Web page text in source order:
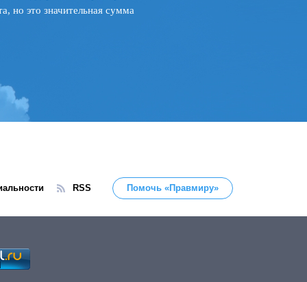
но это значительная сумма
RSS Помочь «Правмиру»